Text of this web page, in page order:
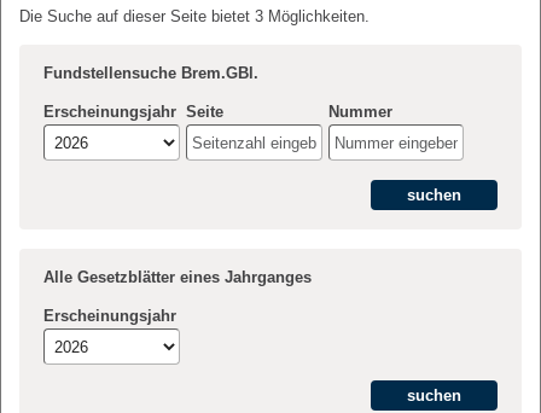
Die Suche auf dieser Seite bietet 3 Möglichkeiten.
Fundstellensuche Brem.GBl.
Erscheinungsjahr Seite Nummer
Alle Gesetzblätter eines Jahrganges
Erscheinungsjahr